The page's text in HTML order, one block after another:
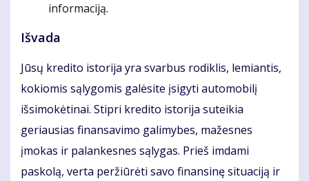
informaciją.
Išvada
Jūsų kredito istorija yra svarbus rodiklis, lemiantis,
kokiomis sąlygomis galėsite įsigyti automobilį
išsimokėtinai. Stipri kredito istorija suteikia
geriausias finansavimo galimybes, mažesnes
įmokas ir palankesnes sąlygas. Prieš imdami
paskolą, verta peržiūrėti savo finansinę situaciją ir